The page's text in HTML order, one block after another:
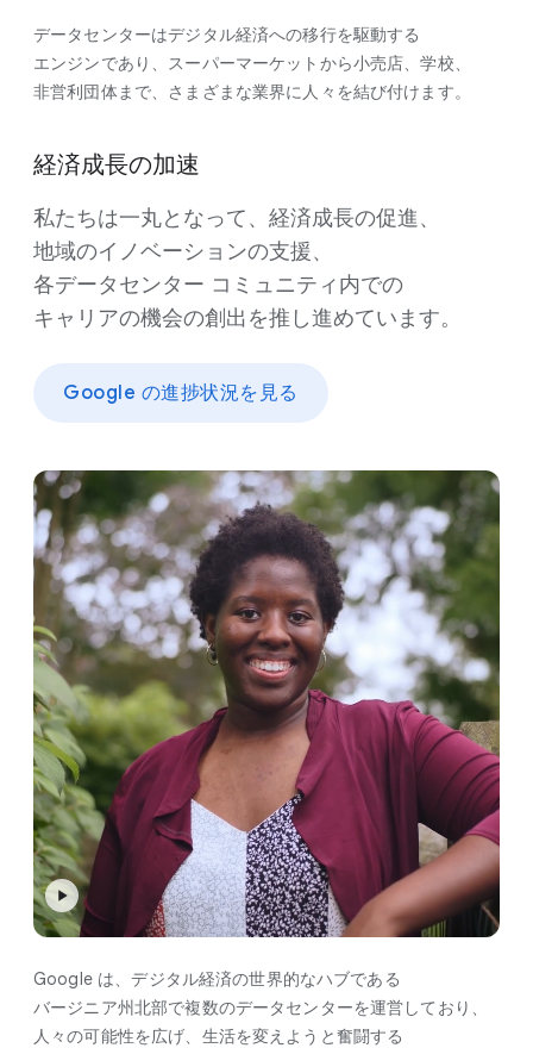
データセンターは​デジタル経済への​移行を​駆動する​
エンジンであり、​スーパーマーケットから​小売店、​学校、​
非営利団体まで、​さまざまな​業界に​人々を​結び​付けます。
経済成長の​加速
私たちは​一丸と​なって、​経済成長の​促進、​
地域の​イノベーションの​支援、​
各データセンター コミュニティ内での​
キャリアの​機会の​創出を​推し進めています。
Google の​進捗状況を​見る
Google は、​デジタル経済の​世界的な​ハブである​
バージニア州北部で​複数の​データセンターを​運営しており、​
人々の​可能性を​広げ、​生活を​変えようと​奮闘する​